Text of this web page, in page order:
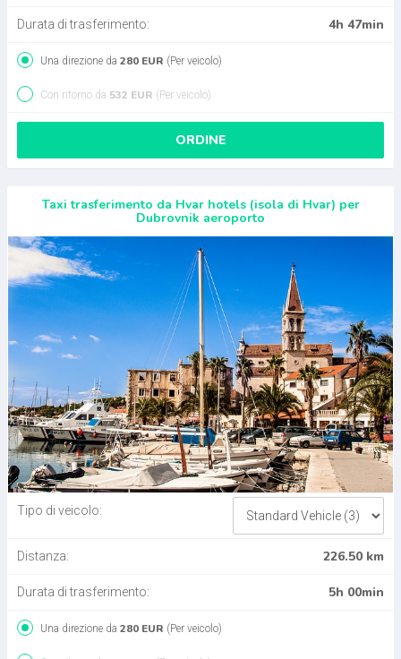
Durata di trasferimento: 4h 47min
Una direzione da 280 EUR (Per veicolo)
Con ritorno da 532 EUR (Per veicolo)
ORDINE
Taxi trasferimento da Hvar hotels (isola di Hvar) per
Dubrovnik aeroporto
Tipo di veicolo:
Distanza: 226.50 km
Durata di trasferimento: 5h 00min
Una direzione da 280 EUR (Per veicolo)